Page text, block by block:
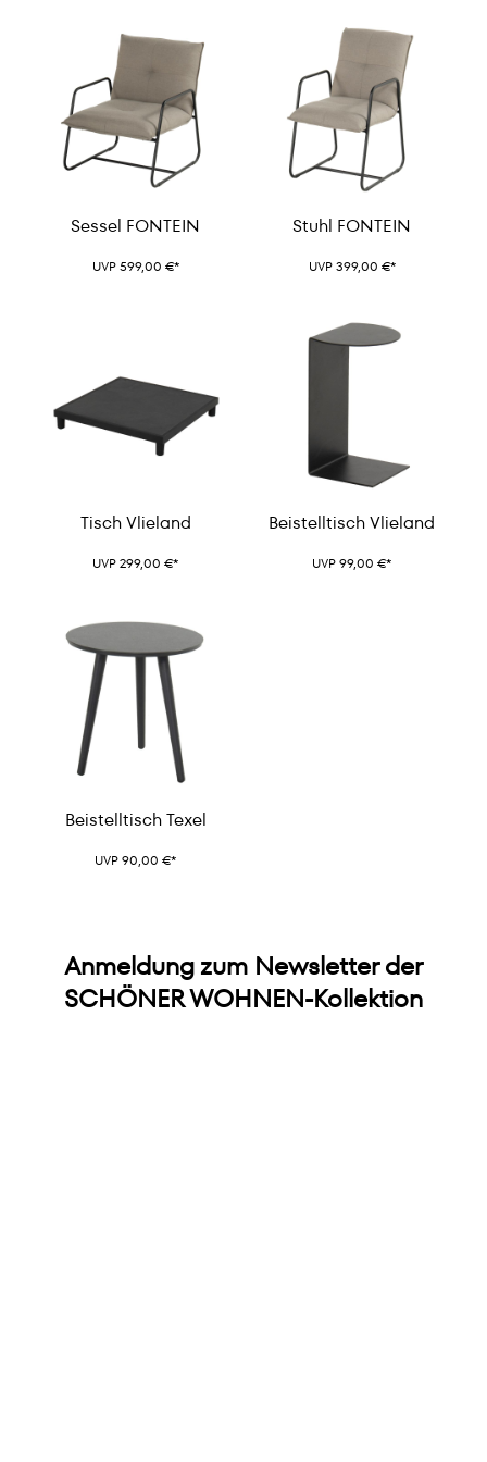
Sessel FONTEIN
UVP 599,00 €*
Stuhl FONTEIN
UVP 399,00 €*
Tisch Vlieland
UVP 299,00 €*
Beistelltisch Vlieland
UVP 99,00 €*
Beistelltisch Texel
UVP 90,00 €*
Anmeldung zum Newsletter der
SCHÖNER WOHNEN-Kollektion